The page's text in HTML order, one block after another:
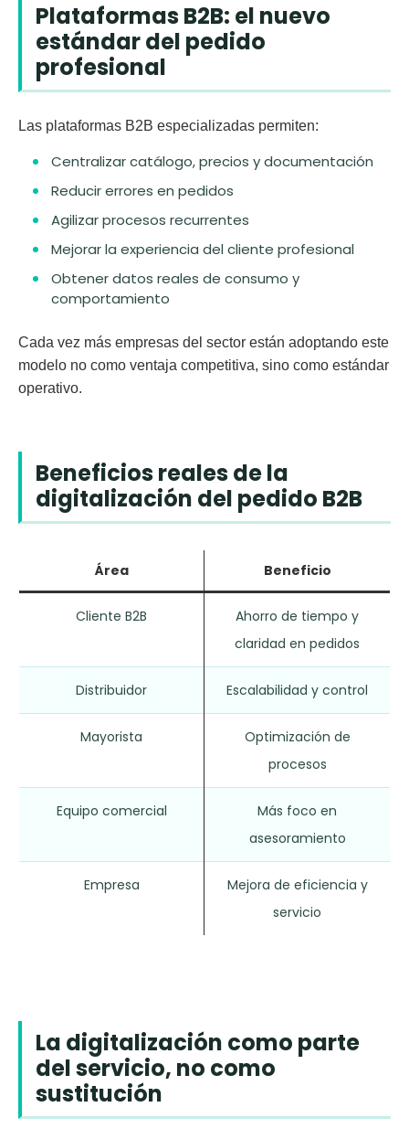
Plataformas B2B: el nuevo
estándar del pedido
profesional
Las plataformas B2B especializadas permiten:
Centralizar catálogo, precios y documentación
Reducir errores en pedidos
Agilizar procesos recurrentes
Mejorar la experiencia del cliente profesional
Obtener datos reales de consumo y
comportamiento
Cada vez más empresas del sector están adoptando este
modelo no como ventaja competitiva, sino como estándar
operativo.
Beneficios reales de la
digitalización del pedido B2B
Área Beneficio
Cliente B2B
Ahorro de tiempo y
claridad en pedidos
Distribuidor Escalabilidad y control
Mayorista
Optimización de
procesos
Equipo comercial
Más foco en
asesoramiento
Empresa
Mejora de eficiencia y
servicio
La digitalización como parte
del servicio, no como
sustitución